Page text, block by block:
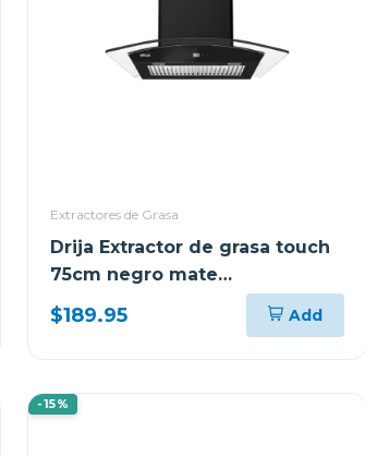
Extractores de Grasa
Drija Extractor de grasa touch
75cm negro mate
prismatouch76
$189.95 Add
-15%